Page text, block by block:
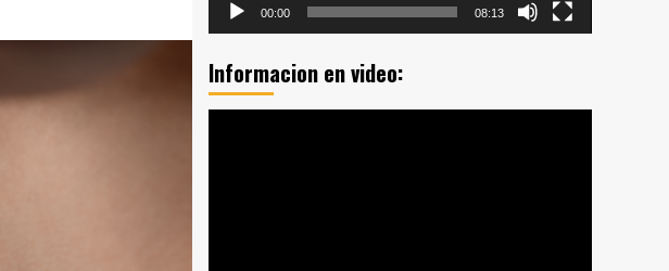
00:00 08:13
Informacion en video: